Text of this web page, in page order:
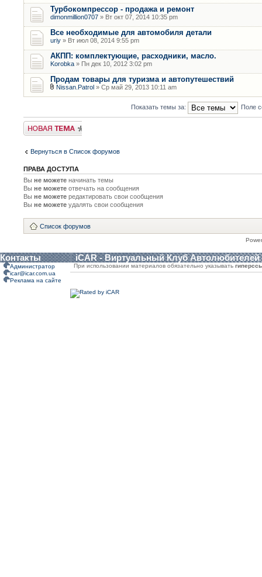
Турбокомпрессор - продажа и ремонт
dimonmillion0707 » Вт окт 07, 2014 10:35 pm
Все необходимые для автомобиля детали
uriy » Вт июл 08, 2014 9:55 pm
АКПП: комплектующие, расходники, масло.
Korobka » Пн дек 10, 2012 3:02 pm
Продам товары для туризма и автопутешествий
Nissan.Patrol » Ср май 29, 2013 10:11 am
Показать темы за: Поле
Новая тема
Вернуться в Список форумов
ПРАВА ДОСТУПА
Вы не можете начинать темы
Вы не можете отвечать на сообщения
Вы не можете редактировать свои сообщения
Вы не можете удалять свои сообщения
Список форумов
Контакты iCAR - Виртуальный Клуб Автолюбителей
Администратор
icar@icar.com.ua
Реклама на сайте
При использовании материалов обязательно указывать